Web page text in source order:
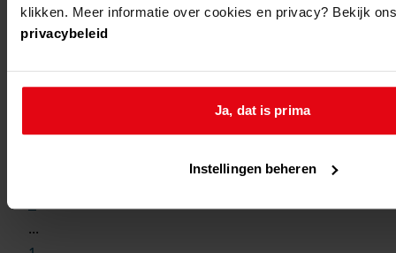
klikken. Meer informatie over cookies en privacy? Bekijk
privacybeleid
Ja, dat is prima
Instellingen beheren
6
...